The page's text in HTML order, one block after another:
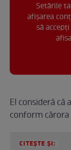
Setările
afișarea
să
El consideră că
conform
CITEȘTE ȘI: